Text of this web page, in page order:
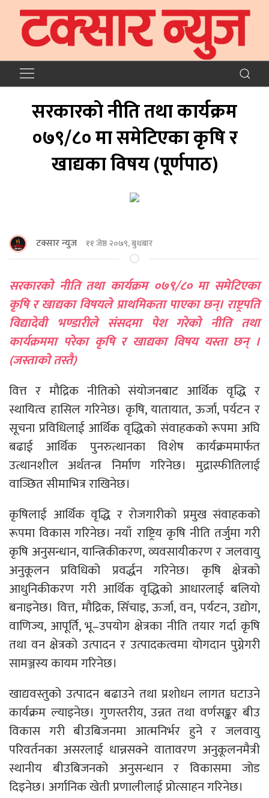
सरकारकाे नीति तथा कार्यक्रम
०७९/८० मा समेटिएका कृषि र
खाद्यका विषय (पूर्णपाठ)
टक्सार न्युज ११ जेष्ठ २०७९, बुधबार
सरकारकाे नीति तथा कार्यक्रम ०७९/८० मा समेटिएका
कृषि र खाद्यका विषयले प्राथमिकता पाएका छन्। राष्ट्रपति
विद्यादेवी भण्डारीले संसदमा पेश गरेकाे नीति तथा
कार्यक्रममा परेका कृषि र खाद्यका विषय यस्ता छन् ।
(जस्ताकाे तस्तै)
वित्त र मौद्रिक नीतिको संयोजनबाट आर्थिक वृद्धि र
स्थायित्व हासिल गरिनेछ। कृषि, यातायात, ऊर्जा, पर्यटन र
सूचना प्रविधिलाई आर्थिक वृद्धिको संवाहकको रूपमा अघि
बढाई आर्थिक पुनरुत्थानका विशेष कार्यक्रममार्फत
उत्थानशील अर्थतन्त्र निर्माण गरिनेछ। मुद्रास्फीतिलाई
वाञ्छित सीमाभित्र राखिनेछ।
कृषिलाई आर्थिक वृद्धि र रोजगारीको प्रमुख संवाहकको
रूपमा विकास गरिनेछ। नयाँ राष्ट्रिय कृषि नीति तर्जुमा गरी
कृषि अनुसन्धान, यान्त्रिकीकरण, व्यवसायीकरण र जलवायु
अनुकूलन प्रविधिको प्रवर्द्धन गरिनेछ। कृषि क्षेत्रको
आधुनिकीकरण गरी आर्थिक वृद्धिको आधारलाई बलियो
बनाइनेछ। वित्त, मौद्रिक, सिँचाइ, ऊर्जा, वन, पर्यटन, उद्योग,
वाणिज्य, आपूर्ति, भू–उपयोग क्षेत्रका नीति तयार गर्दा कृषि
तथा वन क्षेत्रको उत्पादन र उत्पादकत्वमा योगदान पुग्नेगरी
सामञ्जस्य कायम गरिनेछ।
खाद्यवस्तुको उत्पादन बढाउने तथा प्रशोधन लागत घटाउने
कार्यक्रम ल्याइनेछ। गुणस्तरीय, उन्नत तथा वर्णसङ्कर बीउ
विकास गरी बीउबिजनमा आत्मनिर्भर हुने र जलवायु
परिवर्तनका असरलाई धान्नसक्ने वातावरण अनुकूलनमैत्री
स्थानीय बीउबिजनको अनुसन्धान र विकासमा जोड
दिइनेछ। अर्गानिक खेती प्रणालीलाई प्रोत्साहन गरिनेछ।